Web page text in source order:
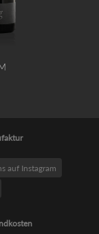
auf Instagram